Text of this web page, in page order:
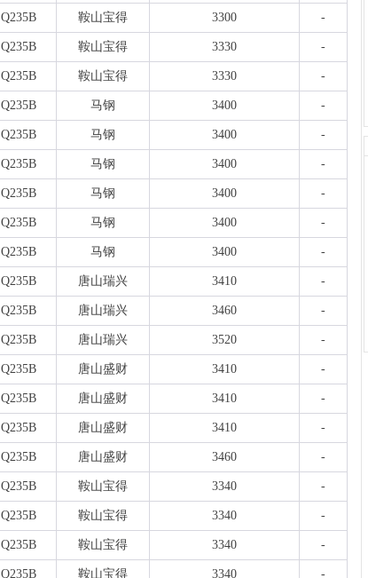
Q235B 鞍山宝得 3300 -
Q235B 鞍山宝得 3330 -
Q235B 鞍山宝得 3330 -
Q235B 马钢 3400 -
Q235B 马钢 3400 -
Q235B 马钢 3400 -
Q235B 马钢 3400 -
Q235B 马钢 3400 -
Q235B 马钢 3400 -
Q235B 唐山瑞兴 3410 -
Q235B 唐山瑞兴 3460 -
Q235B 唐山瑞兴 3520 -
Q235B 唐山盛财 3410 -
Q235B 唐山盛财 3410 -
Q235B 唐山盛财 3410 -
Q235B 唐山盛财 3460 -
Q235B 鞍山宝得 3340 -
Q235B 鞍山宝得 3340 -
Q235B 鞍山宝得 3340 -
Q235B 鞍山宝得 3340 -